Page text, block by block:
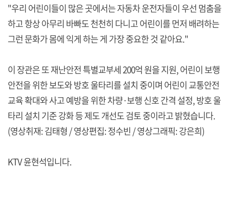
"우리 어린이들이 많은 곳에서는 자동차 운전자들이 우선 멈춤을
하고 항상 아무리 바빠도 천천히 다니고 어린이를 먼저 배려하는
그런 문화가 몸에 익게 하는 게 가장 중요한 것 같아요."
이 장관은 또 재난안전 특별교부세 200억 원을 지원, 어린이 보행
안전을 위한 보도와 방호 울타리를 설치 중이며 어린이 교통안전
교육 확대와 사고 예방을 위한 차량·보행 신호 간격 설정, 방호 울
타리 설치 기준 강화 등 제도 개선도 검토 중이라고 밝혔습니다.
(영상취재: 김태형 / 영상편집: 정수빈 / 영상그래픽: 강은희)
KTV 윤현석입니다.